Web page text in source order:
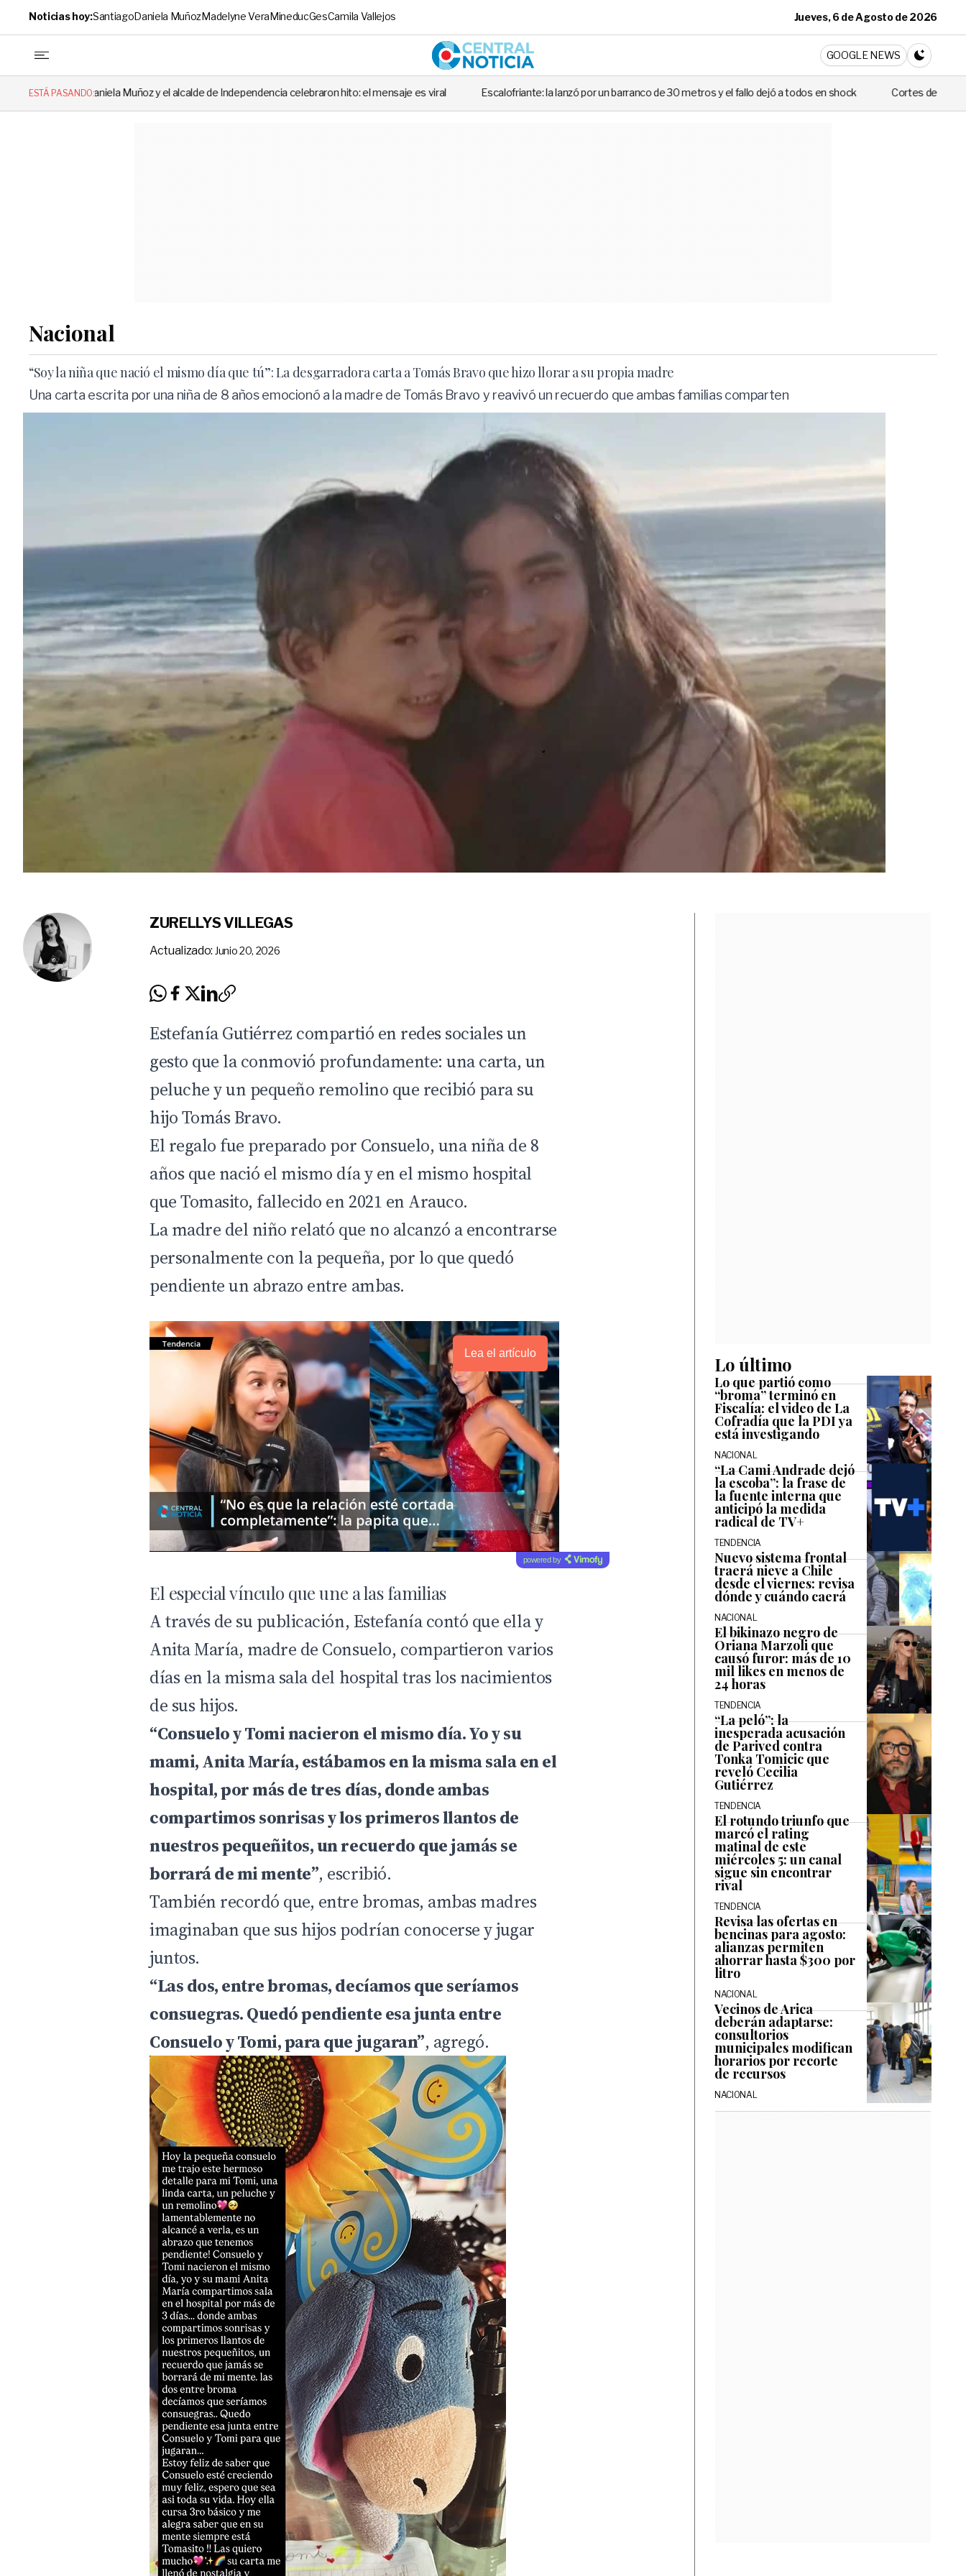
Noticias hoy:SantiagoDaniela MuñozMadelyne VeraMineducGesCamila Vallejos Jueves, 6 de Agosto de 2026
Central Noticia
GOOGLE NEWS
CAMBIA A
ESTÁ PASANDO:
Muñoz y el alcalde de Independencia celebraron hito: el mensaje es viral Escalofriante: la lanzó por un barranco de 30 metros y el fallo dejó a todos en shock Cortes de luz de hasta 8 horas
Nacional
“Soy la niña que nació el mismo día que tú”: La desgarradora carta a Tomás Bravo que hizo llorar a su propia madre
Una carta escrita por una niña de 8 años emocionó a la madre de Tomás Bravo y reavivó un recuerdo que ambas familias comparten
ZURELLYS VILLEGAS
Actualizado: Junio 20, 2026
Estefanía Gutiérrez compartió en redes sociales un
gesto que la conmovió profundamente: una carta, un
peluche y un pequeño remolino que recibió para su
hijo Tomás Bravo.
El regalo fue preparado por Consuelo, una niña de 8
años que nació el mismo día y en el mismo hospital
que Tomasito, fallecido en 2021 en Arauco.
La madre del niño relató que no alcanzó a encontrarse
personalmente con la pequeña, por lo que quedó
pendiente un abrazo entre ambas.
Lea el artículo
powered by
El especial vínculo que une a las familias
A través de su publicación, Estefanía contó que ella y
Anita María, madre de Consuelo, compartieron varios
días en la misma sala del hospital tras los nacimientos
de sus hijos.
“Consuelo y Tomi nacieron el mismo día. Yo y su
mami, Anita María, estábamos en la misma sala en el
hospital, por más de tres días, donde ambas
compartimos sonrisas y los primeros llantos de
nuestros pequeñitos, un recuerdo que jamás se
borrará de mi mente”, escribió.
También recordó que, entre bromas, ambas madres
imaginaban que sus hijos podrían conocerse y jugar
juntos.
“Las dos, entre bromas, decíamos que seríamos
consuegras. Quedó pendiente esa junta entre
Consuelo y Tomi, para que jugaran”, agregó.
Lo último
Lo que partió como
“broma” terminó en
Fiscalía: el video de La
Cofradía que la PDI ya
está investigando
NACIONAL
“La Cami Andrade dejó
la escoba”: la frase de
la fuente interna que
anticipó la medida
radical de TV+
TENDENCIA
Nuevo sistema frontal
traerá nieve a Chile
desde el viernes: revisa
dónde y cuándo caerá
NACIONAL
El bikinazo negro de
Oriana Marzoli que
causó furor: más de 10
mil likes en menos de
24 horas
TENDENCIA
“La peló”: la
inesperada acusación
de Parived contra
Tonka Tomicic que
reveló Cecilia
Gutiérrez
TENDENCIA
El rotundo triunfo que
marcó el rating
matinal de este
miércoles 5: un canal
sigue sin encontrar
rival
TENDENCIA
Revisa las ofertas en
bencinas para agosto:
alianzas permiten
ahorrar hasta $300 por
litro
NACIONAL
Vecinos de Arica
deberán adaptarse:
consultorios
municipales modifican
horarios por recorte
de recursos
NACIONAL